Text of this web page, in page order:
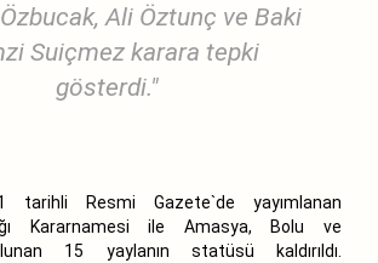
Ali Öztunç ve Baki
Suiçmez karara tepki
gösterdi."
tarihli Resmi Gazete`de yayımlanan
Kararnamesi ile Amasya, Bolu ve
15 yaylanın statüsü kaldırıldı.